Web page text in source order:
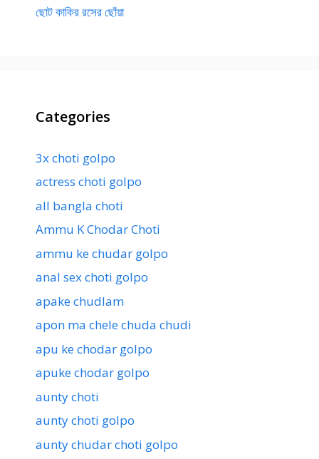
ছোট কাকির রসের ছোঁয়া
Categories
3x choti golpo
actress choti golpo
all bangla choti
Ammu K Chodar Choti
ammu ke chudar golpo
anal sex choti golpo
apake chudlam
apon ma chele chuda chudi
apu ke chodar golpo
apuke chodar golpo
aunty choti
aunty choti golpo
aunty chudar choti golpo